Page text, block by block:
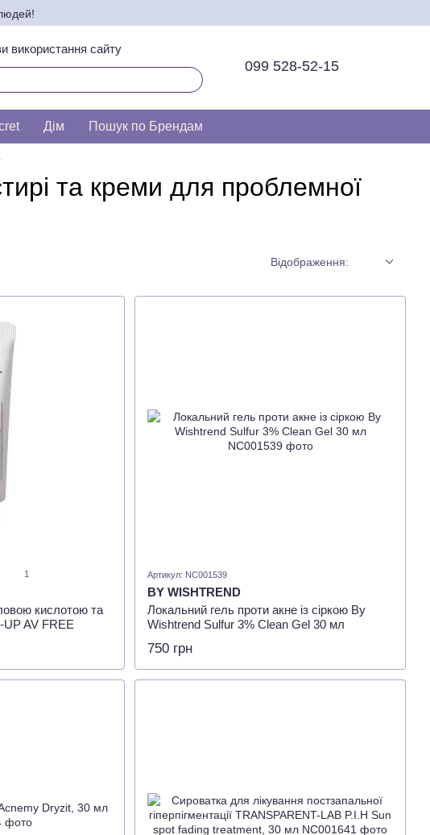
використання сайту
099 528-52-15
Дім Пошук по Брендам
та креми для проблемної
Відображення:
1
кислотою та
AV FREE
Артикул: NC001539
BY WISHTREND
Локальний гель проти акне із сіркою By
Wishtrend Sulfur 3% Clean Gel 30 мл
750 грн